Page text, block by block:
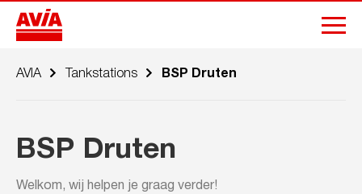
AVIA Tankstations BSP Druten
BSP Druten
Welkom, wij helpen je graag verder!